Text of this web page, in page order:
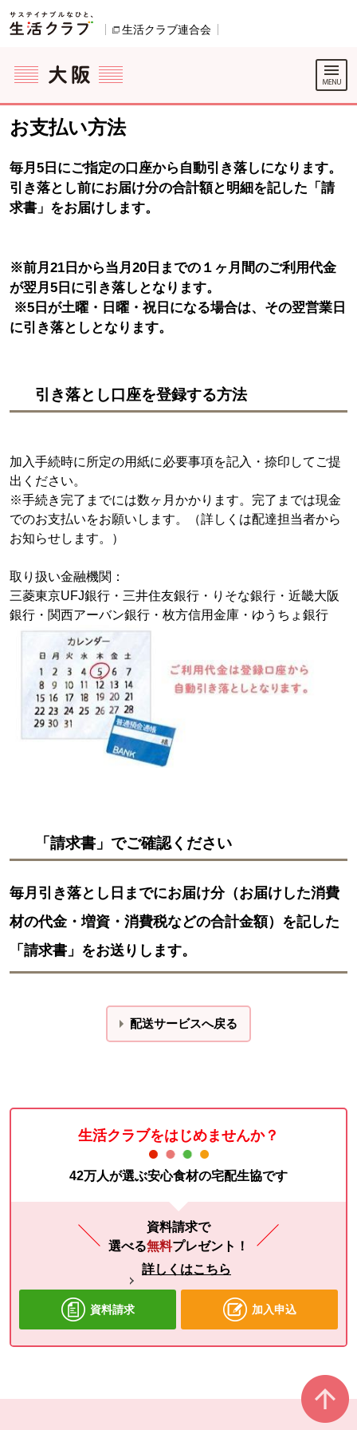
ページの先頭です。
生活クラブ連合会
ここからサイト内共通メニューです。
サイト内共通メニューをスキップする
サイト内共通メニューここまで。
お支払い方法
毎月5日にご指定の口座から自動引き落しになります。
引き落とし前にお届け分の合計額と明細を記した「請
求書」をお届けします。
※前月21日から当月20日までの１ヶ月間のご利用代金
が翌月5日に引き落しとなります。
※5日が土曜・日曜・祝日になる場合は、その翌営業日
に引き落としとなります。
引き落とし口座を登録する方法
加入手続時に所定の用紙に必要事項を記入・捺印してご提
出ください。
※手続き完了までには数ヶ月かかります。完了までは現金
でのお支払いをお願いします。（詳しくは配達担当者から
お知らせします。）
取り扱い金融機関：
三菱東京UFJ銀行・三井住友銀行・りそな銀行・近畿大阪
銀行・関西アーバン銀行・枚方信用金庫・ゆうちょ銀行
「請求書」でご確認ください
毎月引き落とし日までにお届け分（お届けした消費
材の代金・増資・消費税などの合計金額）を記した
「請求書」をお送りします。
配送サービスへ戻る
生活クラブをはじめませんか？
42万人が選ぶ安心食材の宅配生協です
資料請求で
選べる無料プレゼント！
詳しくはこちら
資料請求 加入申込